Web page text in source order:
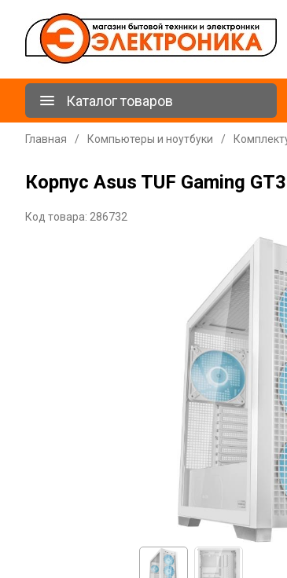
Каталог товаров
Главная / Компьютеры и ноутбуки /
Корпус Asus TUF Gaming
Код товара: 286732